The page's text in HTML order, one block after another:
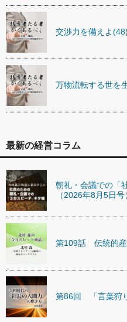
交渉力を備えよ
万物流転する世を
最新の経営コラム
朝礼・会議での「
（2026年8月5日号
第109話 伝統的産
第86回 「言葉狩